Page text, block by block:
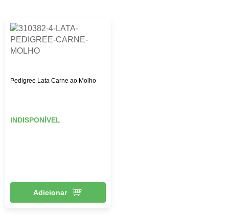
brinquedos que vão deixar seu pet mais feliz e ativo,
roupas, acessórios e muito mais!
Pedigree Lata Carne ao Molho
INDISPONÍVEL
Adicionar